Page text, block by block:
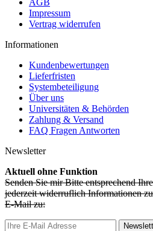
Impressum
Vertrag widerrufen
Informationen
Kundenbewertungen
Lieferfristen
Systembeteiligung
Über uns
Universitäten & Behörden
Zahlung & Versand
FAQ Fragen Antworten
Newsletter
Aktuell ohne Funktion
Senden Sie mir Bitte entsprechend
jederzeit widerruflich Informationen
E-Mail zu: